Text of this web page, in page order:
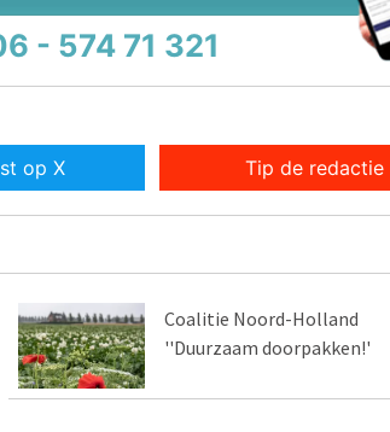
- 574 71 321
op X Tip de redactie
Coalitie Noord-Holland
''Duurzaam doorpakken!'